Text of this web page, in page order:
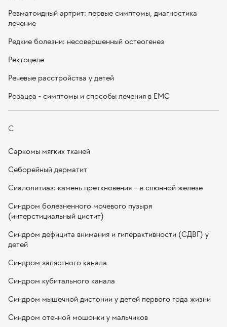
Ревматоидный артрит: первые симптомы, диагностика
лечение
Редкие болезни: несовершенный остеогенез
Ректоцеле
Речевые расстройства у детей
Розацеа - симптомы и способы лечения в EMC
С
Саркомы мягких тканей
Себорейный дерматит
Сиалолитиаз: камень преткновения – в слюнной железе
Синдром болезненного мочевого пузыря
(интерстициальный цистит)
Синдром дефицита внимания и гиперактивности (СДВГ) у
детей
Синдром запястного канала
Синдром кубитального канала
Синдром мышечной дистонии у детей первого года жизни
Синдром отечной мошонки у мальчиков